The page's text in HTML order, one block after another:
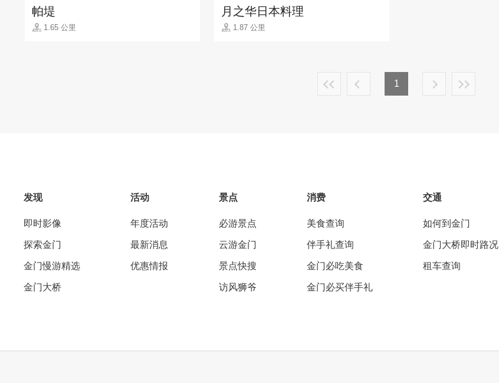
帕堤
1.65 公里
月之华日本料理
1.87 公里
1
发现
即时影像
探索金门
金门慢游精选
金门大桥
活动
年度活动
最新消息
优惠情报
景点
必游景点
云游金门
景点快搜
访风狮爷
消费
美食查询
伴手礼查询
金门必吃美食
金门必买伴手礼
交通
如何到金门
金门大桥即时路况
租车查询